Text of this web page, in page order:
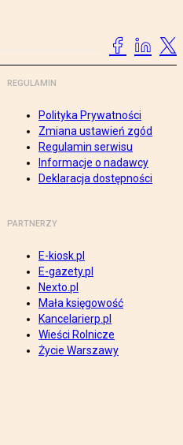
REGULAMIN
Polityka Prywatności
Zmiana ustawień zgód
Regulamin serwisu
Informacje o nadawcy
Deklaracja dostępności
PARTNERZY
E-kiosk.pl
E-gazety.pl
Nexto.pl
Mała księgowość
Kancelarierp.pl
Wieści Rolnicze
Życie Warszawy